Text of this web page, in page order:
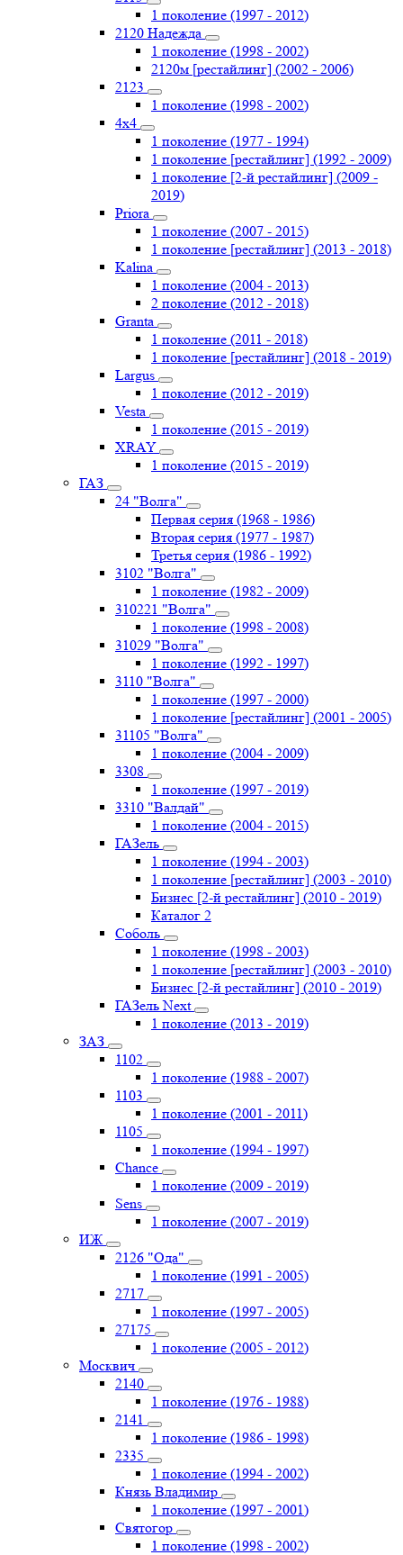
1 поколение (1997 - 2012)
2120 Надежда
1 поколение (1998 - 2002)
2120м [рестайлинг] (2002 - 2006)
2123
1 поколение (1998 - 2002)
4х4
1 поколение (1977 - 1994)
1 поколение [рестайлинг] (1992 - 2009)
1 поколение [2-й рестайлинг] (2009 -
2019)
Priоra
1 поколение (2007 - 2015)
1 поколение [рестайлинг] (2013 - 2018)
Kalina
1 поколение (2004 - 2013)
2 поколение (2012 - 2018)
Granta
1 поколение (2011 - 2018)
1 поколение [рестайлинг] (2018 - 2019)
Largus
1 поколение (2012 - 2019)
Vesta
1 поколение (2015 - 2019)
XRAY
1 поколение (2015 - 2019)
ГАЗ
24 "Волга"
Первая серия (1968 - 1986)
Вторая серия (1977 - 1987)
Третья серия (1986 - 1992)
3102 "Волга"
1 поколение (1982 - 2009)
310221 "Волга"
1 поколение (1998 - 2008)
31029 "Волга"
1 поколение (1992 - 1997)
3110 "Волга"
1 поколение (1997 - 2000)
1 поколение [рестайлинг] (2001 - 2005)
31105 "Волга"
1 поколение (2004 - 2009)
3308
1 поколение (1997 - 2019)
3310 "Валдай"
1 поколение (2004 - 2015)
ГАЗель
1 поколение (1994 - 2003)
1 поколение [рестайлинг] (2003 - 2010)
Бизнес [2-й рестайлинг] (2010 - 2019)
Каталог 2
Соболь
1 поколение (1998 - 2003)
1 поколение [рестайлинг] (2003 - 2010)
Бизнес [2-й рестайлинг] (2010 - 2019)
ГАЗель Next
1 поколение (2013 - 2019)
ЗАЗ
1102
1 поколение (1988 - 2007)
1103
1 поколение (2001 - 2011)
1105
1 поколение (1994 - 1997)
Chance
1 поколение (2009 - 2019)
Sens
1 поколение (2007 - 2019)
ИЖ
2126 "Ода"
1 поколение (1991 - 2005)
2717
1 поколение (1997 - 2005)
27175
1 поколение (2005 - 2012)
Москвич
2140
1 поколение (1976 - 1988)
2141
1 поколение (1986 - 1998)
2335
1 поколение (1994 - 2002)
Князь Владимир
1 поколение (1997 - 2001)
Святогор
1 поколение (1998 - 2002)